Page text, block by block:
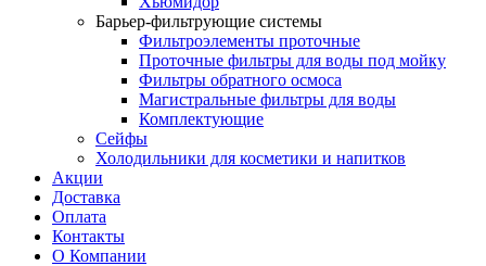
Барьер-фильтрующие системы
Фильтроэлементы проточные
Проточные фильтры для воды под мойку
Фильтры обратного осмоса
Магистральные фильтры для воды
Комплектующие
Сейфы
Холодильники для косметики и напитков
Акции
Доставка
Оплата
Контакты
О Компании